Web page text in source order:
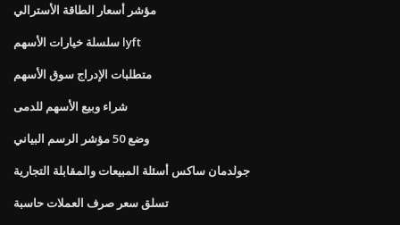
مؤشر أسعار الطاقة الأسترالي
سلسلة خيارات الأسهم lyft
متطلبات الإدراج سوق الأسهم
شراء وبيع الأسهم للدمى
وضع 50 مؤشر الرسم البياني
جولدمان ساكس أسئلة المبيعات والمقابلة التجارية
تسلق سعر صرف العملات حاسبة